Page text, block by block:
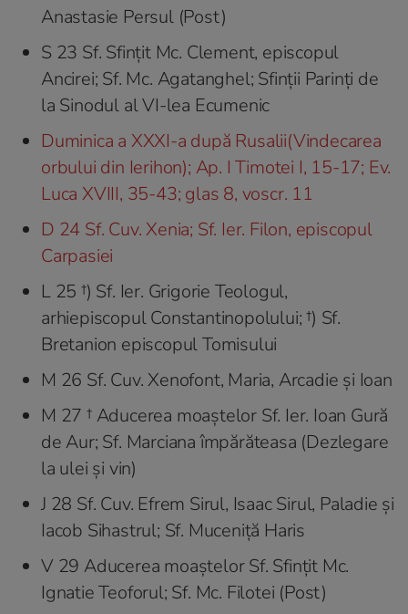
Anastasie Persul (Post)
S 23 Sf. Sfințit Mc. Clement, episcopul
Ancirei; Sf. Mc. Agatanghel; Sfinții Parinți de
la Sinodul al VI-lea Ecumenic
Duminica a XXXI-a după Rusalii(Vindecarea
orbului din Ierihon); Ap. I Timotei I, 15-17; Ev.
Luca XVIII, 35-43; glas 8, voscr. 11
D 24 Sf. Cuv. Xenia; Sf. Ier. Filon, episcopul
Carpasiei
L 25 †) Sf. Ier. Grigorie Teologul,
arhiepiscopul Constantinopolului; †) Sf.
Bretanion episcopul Tomisului
M 26 Sf. Cuv. Xenofont, Maria, Arcadie şi Ioan
M 27 † Aducerea moaştelor Sf. Ier. Ioan Gură
de Aur; Sf. Marciana împărăteasa (Dezlegare
la ulei şi vin)
J 28 Sf. Cuv. Efrem Sirul, Isaac Sirul, Paladie şi
Iacob Sihastrul; Sf. Muceniță Haris
V 29 Aducerea moaştelor Sf. Sfințit Mc.
Ignatie Teoforul; Sf. Mc. Filotei (Post)